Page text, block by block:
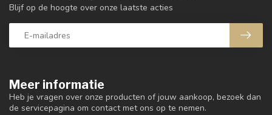
Meer informatie
Heb je vragen over onze producten of jouw aankoop, bezoek dan
de servicepagina om contact met ons op te nemen.
Blijf op de hoogte over onze laatste acties